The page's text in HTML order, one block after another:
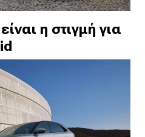
η στιγμή για